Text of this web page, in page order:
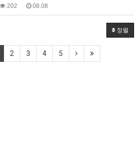
202 08.08
정렬
2 3 4 5